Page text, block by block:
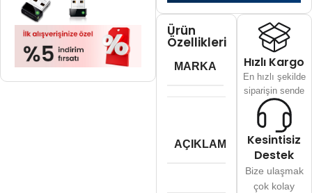
Ürün
Özellikleri
MARKA
AÇIKLAMA
link.com/
networking/
Hızlı Kargo
En hızlı şekilde
siparişin sende
Kesintisiz
Destek
Bize ulaşmak
çok kolay